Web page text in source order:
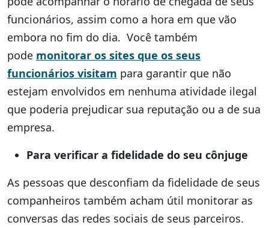
funcionários, assim como a hora em que vão
embora no fim do dia. Você também
pode monitorar os sites que os seus
funcionários visitam para garantir que não
estejam envolvidos em nenhuma atividade ilegal
que poderia prejudicar sua reputação ou a de sua
empresa.
Para verificar a fidelidade do seu cônjuge
As pessoas que desconfiam da fidelidade de seus
companheiros também acham útil monitorar as
conversas das redes sociais de seus parceiros.